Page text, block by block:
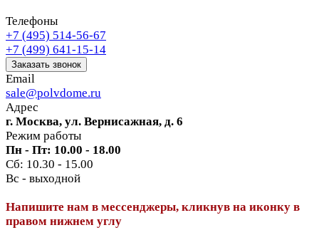
Телефоны
+7 (495) 514-56-67
+7 (499) 641-15-14
Заказать звонок
Email
sale@polvdome.ru
Адрес
г. Москва, ул. Вернисажная, д. 6
Режим работы
Пн - Пт: 10.00 - 18.00
Сб: 10.30 - 15.00
Вс - выходной
Напишите нам в мессенджеры, кликнув на иконку в
правом нижнем углу